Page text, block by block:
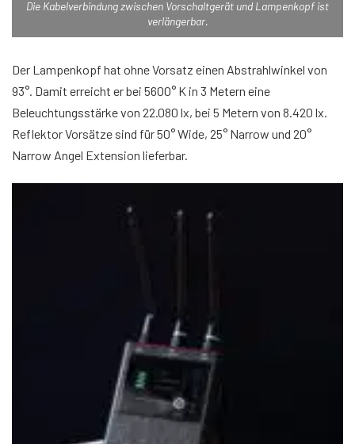
Die Kabelverbindung zwischen Vorschaltgerät und Lampenkopf ist
verlängerbar.
Der Lampenkopf hat ohne Vorsatz einen Abstrahlwinkel von
93°. Damit erreicht er bei 5600° K in 3 Metern eine
Beleuchtungsstärke von 22.080 lx, bei 5 Metern von 8.420 lx.
Reflektor Vorsätze sind für 50° Wide, 25° Narrow und 20°
Narrow Angel Extension lieferbar.